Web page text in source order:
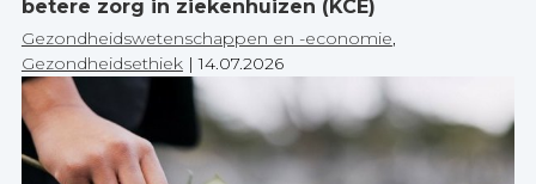
betere zorg in ziekenhuizen (KCE)
Gezondheidswetenschappen en -economie,
Gezondheidsethiek |14.07.2026